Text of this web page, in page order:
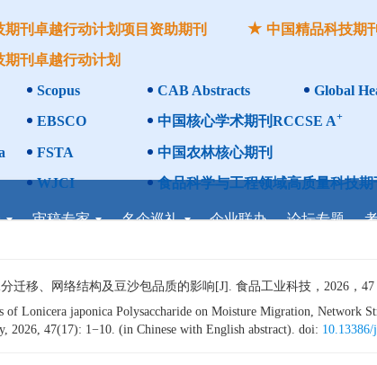
期刊卓越行动计划项目资助期刊
中国精品科技期刊
期刊卓越行动计划
Scopus CAB Abstracts Global
EBSCO 中国核心学术期刊RCCSE A+
FSTA 中国农林核心期刊
WJCI 食品科学与工程领域高质量科技
审稿专家 名企巡礼 企业联办 论坛专题
迁移、网络结构及豆沙包品质的影响[J]. 食品工业科技，2026，47
Lonicera japonica Polysaccharide on Moisture Migration, Network
2026, 47(17): 1−10. (in Chinese with English abstract). doi: 10.13386/